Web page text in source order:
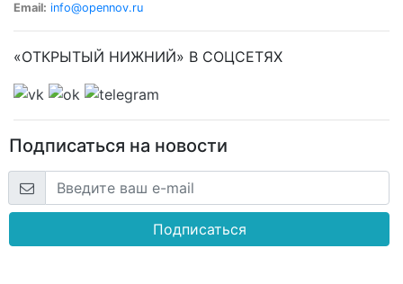
Email: info@opennov.ru
«ОТКРЫТЫЙ НИЖНИЙ» В СОЦСЕТЯХ
Подписаться на новости
Подписаться